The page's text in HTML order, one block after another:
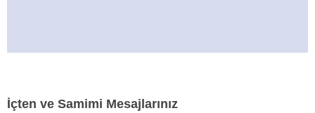
İçten ve Samimi Mesajlarınız